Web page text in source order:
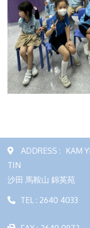
ADDRESS : KAM
TIN
沙田 馬鞍山 錦英苑
TEL : 2640 4033